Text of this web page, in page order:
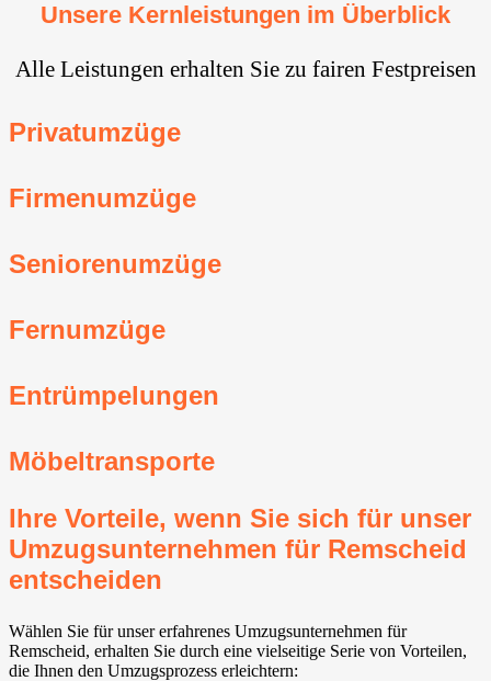
Unsere Kernleistungen im Überblick
Alle Leistungen erhalten Sie zu fairen Festpreisen
Privatumzüge
Firmenumzüge
Seniorenumzüge
Fernumzüge
Entrümpelungen
Möbeltransporte
Ihre Vorteile, wenn Sie sich für unser
Umzugsunternehmen für Remscheid
entscheiden
Wählen Sie für unser erfahrenes Umzugsunternehmen für
Remscheid, erhalten Sie durch eine vielseitige Serie von Vorteilen,
die Ihnen den Umzugsprozess erleichtern: